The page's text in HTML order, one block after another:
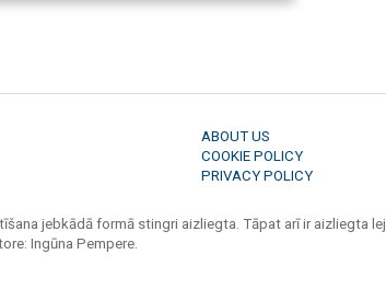
ABOUT US
COOKIE POLICY
PRIVACY POLICY
jebkādā formā stingri aizliegta. Tāpat arī ir aizliegta
Ingūna Pempere.